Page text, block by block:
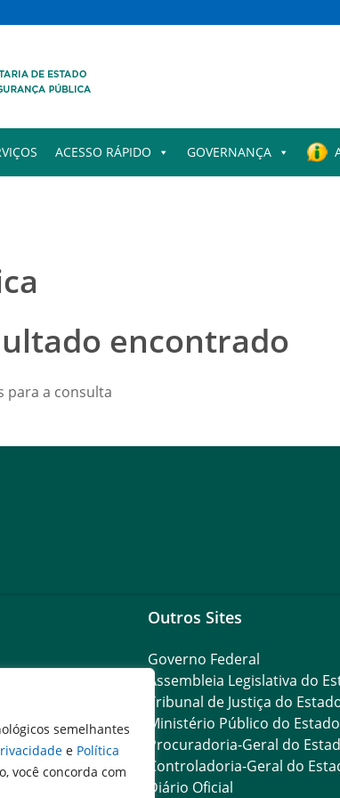
semelhantes
e Política
você concorda com
ACESSO RÁPIDO GOVERNANÇA
encontrado
para a consulta
Outros Sites
Governo Federal
Assembleia Legislativa do
Tribunal de Justiça do
Ministério Público do
Procuradoria-Geral do
Controladoria-Geral do
Diário Oficial